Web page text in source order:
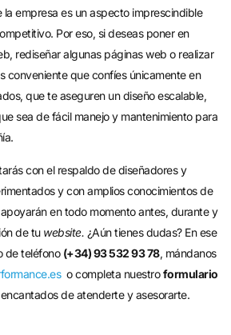
la empresa es un aspecto imprescindible
Por eso, si deseas poner en
rediseñar algunas páginas web o realizar
conveniente que confíes únicamente en
que te aseguren un diseño escalable,
sea de fácil manejo y mantenimiento para
con el respaldo de diseñadores y
y con amplios conocimientos de
en todo momento antes, durante y
de tu website. ¿Aún tienes dudas? En ese
de teléfono (+34) 93 532 93 78, mándanos
o completa nuestroformulario
de atenderte y asesorarte.